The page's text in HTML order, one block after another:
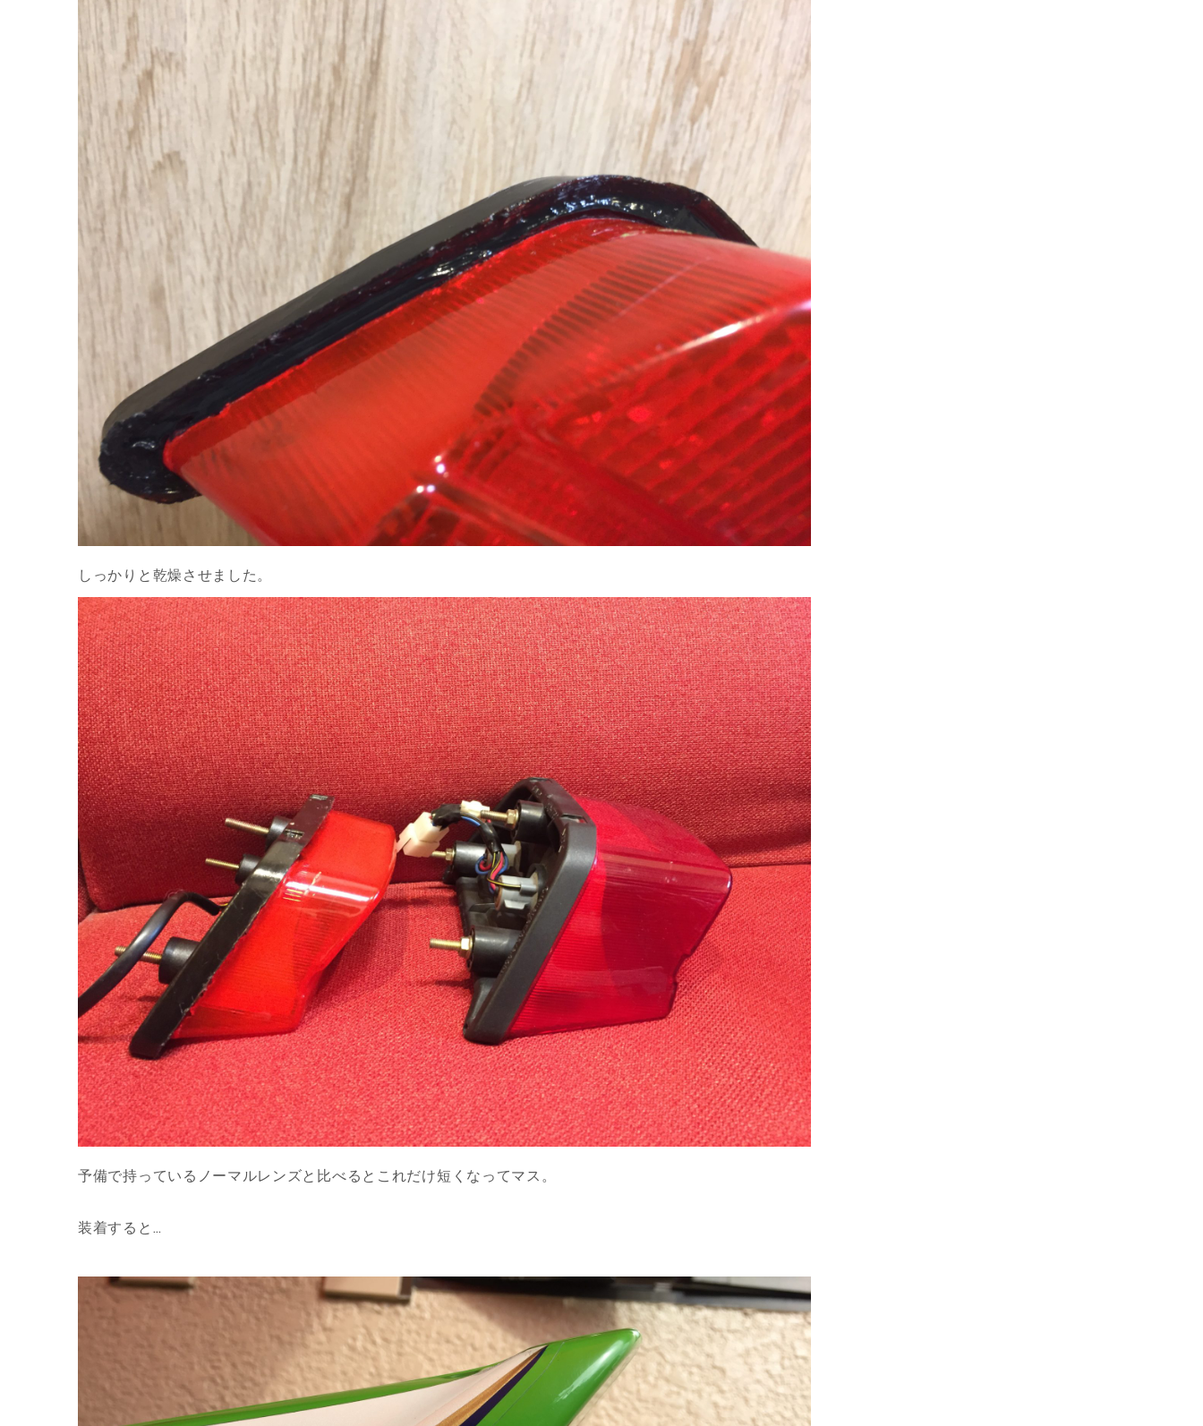
しっかりと乾燥させました。
予備で持っているノーマルレンズと比べるとこれだけ短くなってマス。
装着すると…